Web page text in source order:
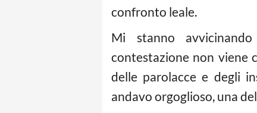
confronto leale.
Mi stanno
contestazione non viene
delle parolacce e degli
andavo orgoglioso, una